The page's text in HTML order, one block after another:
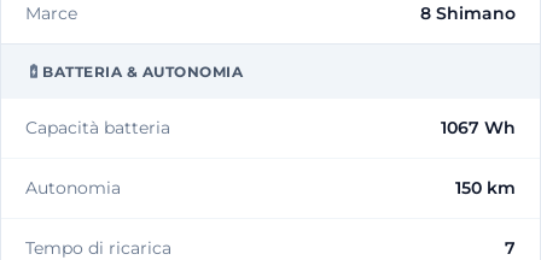
Marce 8 Shimano
BATTERIA & AUTONOMIA
Capacità batteria 1067 Wh
Autonomia 150 km
Tempo di ricarica 7